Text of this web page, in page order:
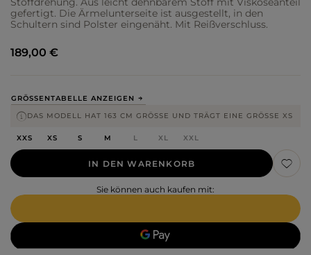
gefertigt. Die Ärmelunterseite ist ausgestellt, in den
Schultern sind Polster eingenäht. Mit Reißverschluss.
GRÖSSENTABELLE ANZEIGEN
DAS MODELL HAT 163 CM GRÖSSE UND TRÄGT EINE GRÖSSE XS
XXS XS S M L XL XXL
IN DEN WARENKORB
Sie können auch kaufen mit:
189,00 €